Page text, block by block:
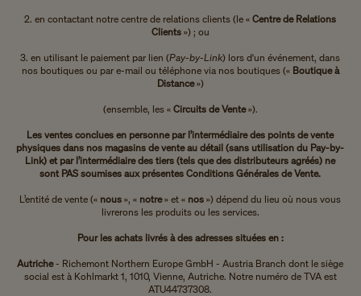
2. en contactant notre centre de relations clients (le «Centre de Relations
Clients») ; ou
3. en utilisant le paiement par lien (Pay-by-Link) lors d'un événement, dans
nos boutiques ou par e-mail ou téléphone via nos boutiques (« Boutique à
Distance»)
(ensemble, les « Circuits de Vente»).
Les ventes conclues en personne par l’intermédiaire des points de vente
physiques dans nos magasins de vente au détail (sans utilisation du Pay-by-
Link) et par l’intermédiaire des tiers (tels que des distributeurs agréés) ne
sont PAS soumises aux présentes Conditions Générales de Vente.
L’entité de vente (« nous », « notre» et « nos ») dépend du lieu où nous vous
livrerons les produits ou les services.
Pour les achats livrés à des adresses situées en :
Autriche- Richemont Northern Europe GmbH - Austria Branch dont le siège
social est à Kohlmarkt 1, 1010, Vienne, Autriche. Notre numéro de TVA est
ATU44737308.